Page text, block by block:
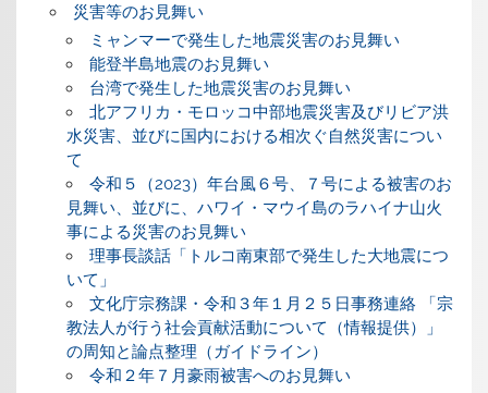
災害等のお見舞い
ミャンマーで発生した地震災害のお見舞い
能登半島地震のお見舞い
台湾で発生した地震災害のお見舞い
北アフリカ・モロッコ中部地震災害及びリビア洪
水災害、並びに国内における相次ぐ自然災害につい
て
令和５（2023）年台風６号、７号による被害のお
見舞い、並びに、ハワイ・マウイ島のラハイナ山火
事による災害のお見舞い
理事長談話「トルコ南東部で発生した大地震につ
いて」
文化庁宗務課・令和３年１月２５日事務連絡 「宗
教法人が行う社会貢献活動について（情報提供）」
の周知と論点整理（ガイドライン）
令和２年７月豪雨被害へのお見舞い